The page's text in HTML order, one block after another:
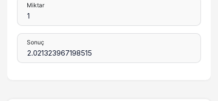
Miktar
Sonuç